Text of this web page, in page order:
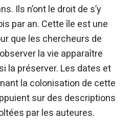
Ils n’ont le droit de s’y
par an. Cette île est une
que les chercheurs de
la vie apparaître
la préserver. Les dates et
la colonisation de cette
sur des descriptions
par les auteures.